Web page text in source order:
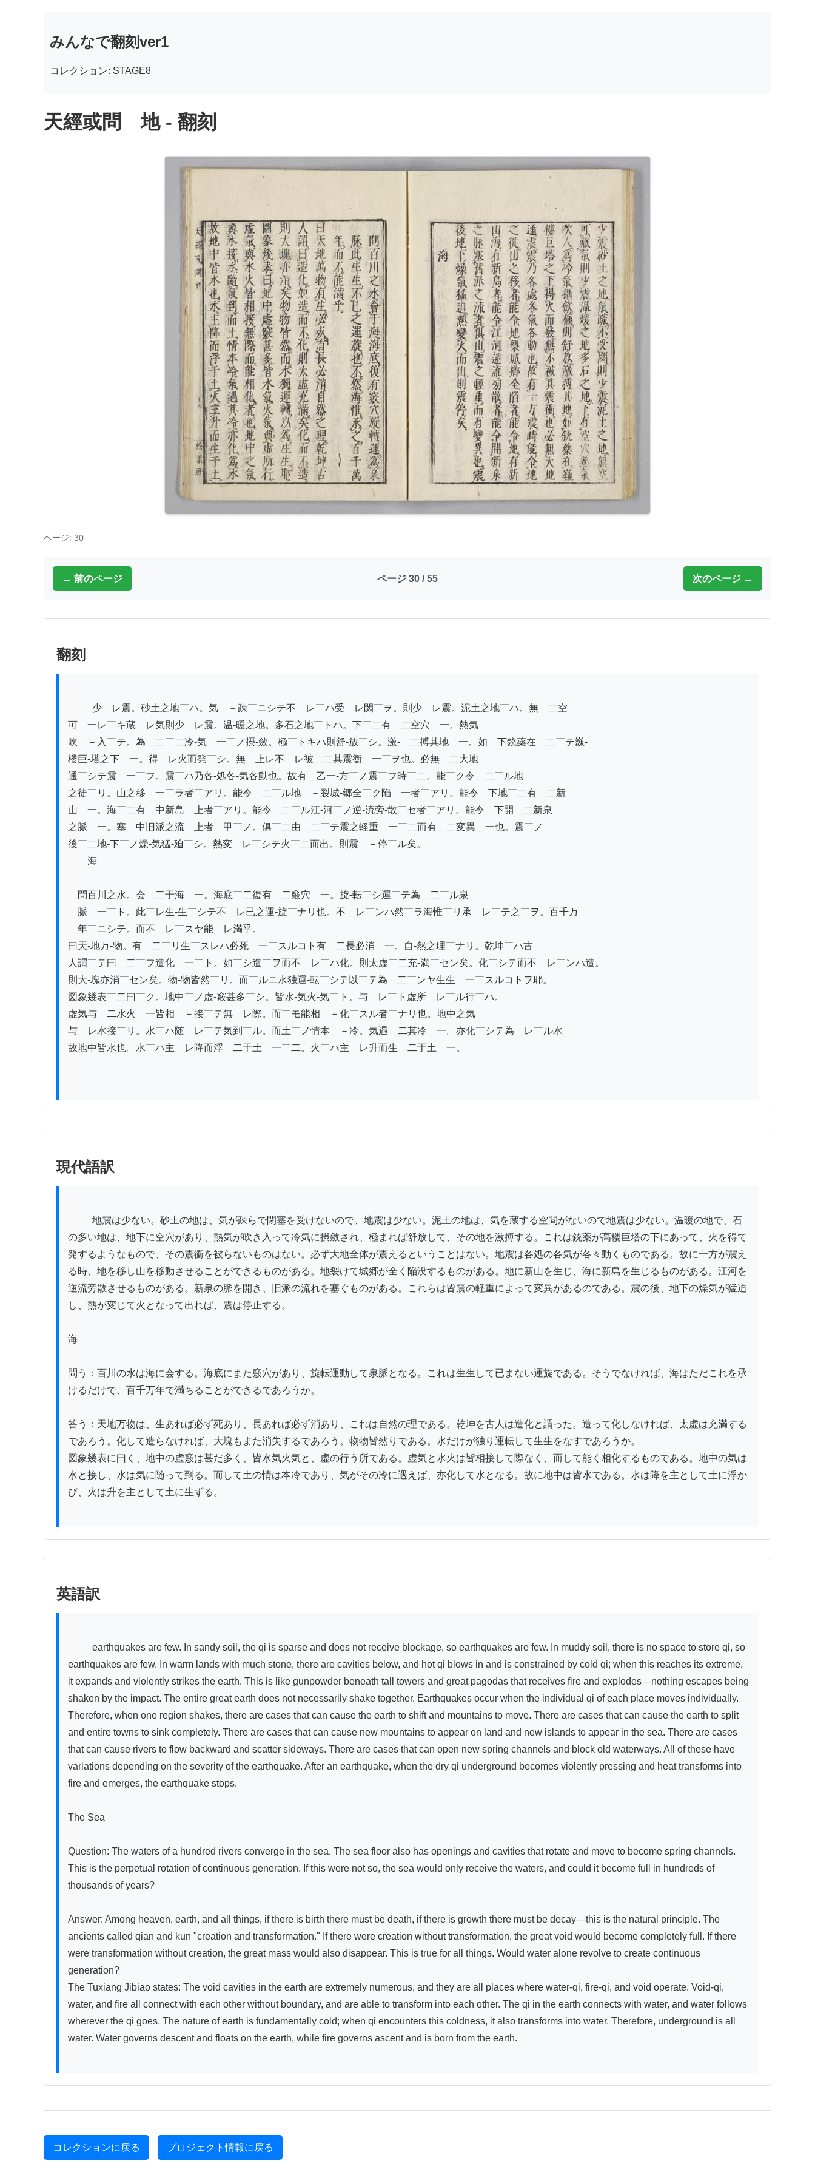
みんなで翻刻ver1
コレクション: STAGE8
天經或問 地 - 翻刻
ページ: 30
← 前のページ ページ 30 / 55 次のページ →
翻刻
可＿一レ￣キ蔵＿レ気則少＿レ震。温-暖之地。多石之地￣トハ。下￣二有＿二空穴＿一。熱気
吹＿－入￣テ。為＿二￣二冷-気＿一￣ノ摂-斂。極￣トキハ則舒-放￣シ。激-＿二搏其地＿一。如＿下銃薬在＿二￣テ巍-
楼巨-塔之下＿一。得＿レ火而発￣シ。無＿上レ不＿レ被＿二其震衝＿一￣ヲ也。必無＿二大地
通￣シテ震＿一￣フ。震￣ハ乃各-処各-気各動也。故有＿乙一-方￣ノ震￣フ時￣二。能￣ク令＿二￣ル地
之徒￣リ。山之移＿一￣ラ者￣アリ。能令＿二￣ル地＿－裂城-郷全￣ク陥＿一者￣アリ。能令＿下地￣二有＿二新
山＿一。海￣二有＿中新島＿上者￣アリ。能令＿二￣ル江-河￣ノ逆-流旁-散￣セ者￣アリ。能令＿下開＿二新泉
之脈＿一。塞＿中旧派之流＿上者＿甲￣ノ。俱￣二由＿二￣テ震之軽重＿一￣二而有＿二変異＿一也。震￣ノ
後￣二地-下￣ノ燥-気猛-廹￣シ。熱変＿レ￣シテ火￣二而出。則震＿－停￣ル矣。
海
問百川之水。会＿二于海＿一。海底￣二復有＿二竅穴＿一。旋-転￣シ運￣テ為＿二￣ル泉
脈＿一￣ト。此￣レ生-生￣シテ不＿レ已之運-旋￣ナリ也。不＿レ￣ンハ然￣ラ海惟￣リ承＿レ￣テ之￣ヲ。百千万
年￣ニシテ。而不＿レ￣スヤ能＿レ満乎。
曰天-地万-物。有＿二￣リ生￣スレハ必死＿一￣スルコト有＿二長必消＿一。自-然之理￣ナリ。乾坤￣ハ古
人謂￣テ曰＿二￣フ造化＿一￣ト。如￣シ造￣ヲ而不＿レ￣ハ化。則太虚￣二充-満￣セン矣。化￣シテ而不＿レ￣ンハ造。
則大-塊亦消￣セン矣。物-物皆然￣リ。而￣ルニ水独運-転￣シテ以￣テ為＿二￣ンヤ生生＿一￣スルコトヲ耶。
図象幾表￣二曰￣ク。地中￣ノ虚-竅甚多￣シ。皆水-気火-気￣ト。与＿レ￣ト虚所＿レ￣ル行￣ハ。
虚気与＿二水火＿一皆相＿－接￣テ無＿レ際。而￣モ能相＿－化￣スル者￣ナリ也。地中之気
与＿レ水接￣リ。水￣ハ随＿レ￣テ気到￣ル。而土￣ノ情本＿－冷。気遇＿二其冷＿一。亦化￣シテ為＿レ￣ル水
故地中皆水也。水￣ハ主＿レ降而浮＿二于土＿一￣二。火￣ハ主＿レ升而生＿二于土＿一。
現代語訳
の多い地は、地下に空穴があり、熱気が吹き入って冷気に摂斂され、極まれば舒放して、その地を激搏する。これは銃薬が高楼巨塔の下にあって、火を得て
発するようなもので、その震衝を被らないものはない。必ず大地全体が震えるということはない。地震は各処の各気が各々動くものである。故に一方が震え
る時、地を移し山を移動させることができるものがある。地裂けて城郷が全く陥没するものがある。地に新山を生じ、海に新島を生じるものがある。江河を
逆流旁散させるものがある。新泉の脈を開き、旧派の流れを塞ぐものがある。これらは皆震の軽重によって変異があるのである。震の後、地下の燥気が猛迫
し、熱が変じて火となって出れば、震は停止する。
海
問う：百川の水は海に会する。海底にまた竅穴があり、旋転運動して泉脈となる。これは生生して已まない運旋である。そうでなければ、海はただこれを承
けるだけで、百千万年で満ちることができるであろうか。
答う：天地万物は、生あれば必ず死あり、長あれば必ず消あり、これは自然の理である。乾坤を古人は造化と謂った。造って化しなければ、太虚は充満する
であろう。化して造らなければ、大塊もまた消失するであろう。物物皆然りである。水だけが独り運転して生生をなすであろうか。
図象幾表に曰く、地中の虚竅は甚だ多く、皆水気火気と、虚の行う所である。虚気と水火は皆相接して際なく、而して能く相化するものである。地中の気は
水と接し、水は気に随って到る。而して土の情は本冷であり、気がその冷に遇えば、亦化して水となる。故に地中は皆水である。水は降を主として土に浮か
び、火は升を主として土に生ずる。
英語訳
earthquakes are few. In warm lands with much stone, there are cavities below, and hot qi blows in and is constrained by cold qi; when this reaches its extreme,
it expands and violently strikes the earth. This is like gunpowder beneath tall towers and great pagodas that receives fire and explodes—nothing escapes being
shaken by the impact. The entire great earth does not necessarily shake together. Earthquakes occur when the individual qi of each place moves individually.
Therefore, when one region shakes, there are cases that can cause the earth to shift and mountains to move. There are cases that can cause the earth to split
and entire towns to sink completely. There are cases that can cause new mountains to appear on land and new islands to appear in the sea. There are cases
that can cause rivers to flow backward and scatter sideways. There are cases that can open new spring channels and block old waterways. All of these have
variations depending on the severity of the earthquake. After an earthquake, when the dry qi underground becomes violently pressing and heat transforms into
fire and emerges, the earthquake stops.
The Sea
Question: The waters of a hundred rivers converge in the sea. The sea floor also has openings and cavities that rotate and move to become spring channels.
This is the perpetual rotation of continuous generation. If this were not so, the sea would only receive the waters, and could it become full in hundreds of
thousands of years?
Answer: Among heaven, earth, and all things, if there is birth there must be death, if there is growth there must be decay—this is the natural principle. The
ancients called qian and kun "creation and transformation." If there were creation without transformation, the great void would become completely full. If there
were transformation without creation, the great mass would also disappear. This is true for all things. Would water alone revolve to create continuous
generation?
The Tuxiang Jibiao states: The void cavities in the earth are extremely numerous, and they are all places where water-qi, fire-qi, and void operate. Void-qi,
water, and fire all connect with each other without boundary, and are able to transform into each other. The qi in the earth connects with water, and water follows
wherever the qi goes. The nature of earth is fundamentally cold; when qi encounters this coldness, it also transforms into water. Therefore, underground is all
water. Water governs descent and floats on the earth, while fire governs ascent and is born from the earth.
コレクションに戻る プロジェクト情報に戻る